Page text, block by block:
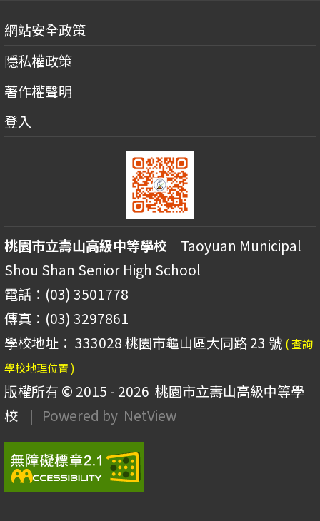
網站安全政策
隱私權政策
著作權聲明
登入
桃園市立壽山高級中等學校 Taoyuan Municipal
Shou Shan Senior High School
電話：(03) 3501778
傳真：(03) 3297861
學校地址： 333028 桃園市龜山區大同路 23 號 ( 查詢
學校地理位置 )
版權所有 © 2015 - 2026 桃園市立壽山高級中等學
校
| Powered by NetView